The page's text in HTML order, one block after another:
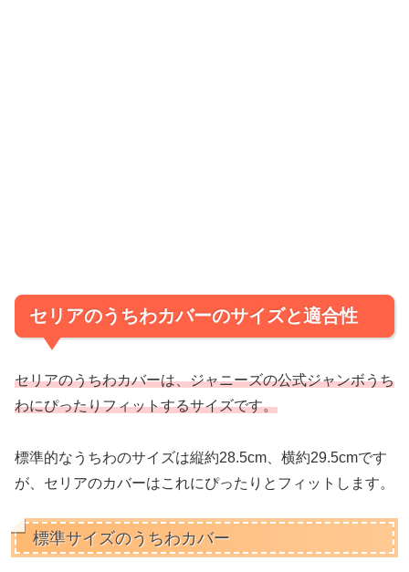
セリアのうちわカバーのサイズと適合性
セリアのうちわカバーは、ジャニーズの公式ジャンボうち
わにぴったりフィットするサイズです。
標準的なうちわのサイズは縦約28.5cm、横約29.5cmです
が、セリアのカバーはこれにぴったりとフィットします。
標準サイズのうちわカバー